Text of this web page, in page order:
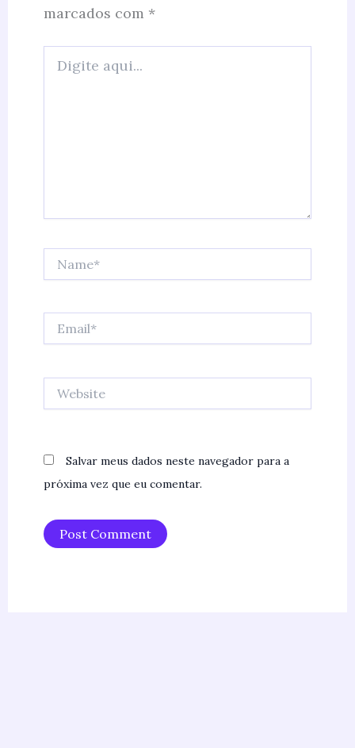
marcados com *
aqui...
Salvar meus dados neste navegador para a
próxima vez que eu comentar.